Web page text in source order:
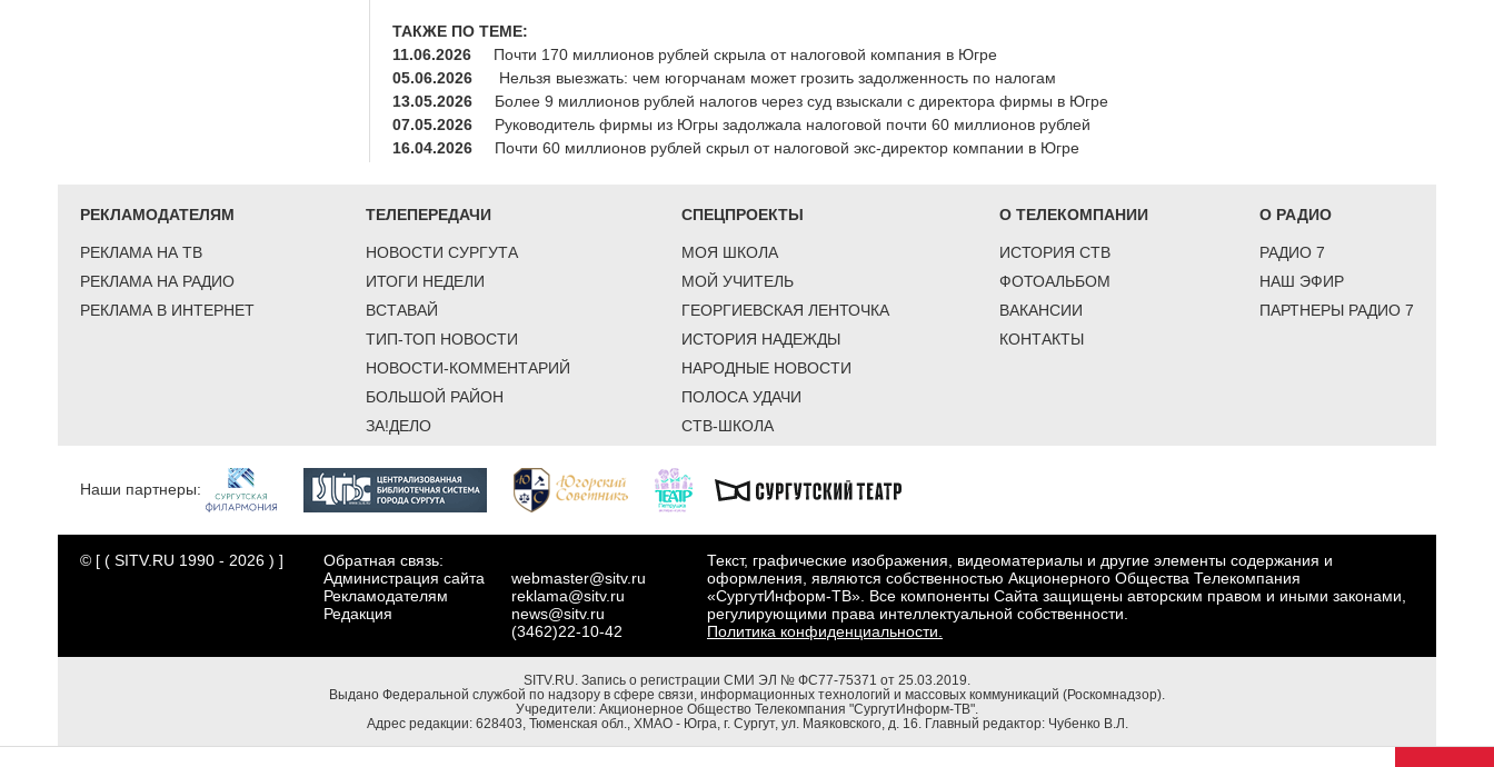
ТАКЖЕ ПО ТЕМЕ:
11.06.2026
Почти 170 миллионов рублей скрыла от налоговой компания в Югре
05.06.2026
Нельзя выезжать: чем югорчанам может грозить задолженность по налогам
13.05.2026
Более 9 миллионов рублей налогов через суд взыскали с директора фирмы в Югре
07.05.2026
Руководитель фирмы из Югры задолжала налоговой почти 60 миллионов рублей
16.04.2026
Почти 60 миллионов рублей скрыл от налоговой экс-директор компании в Югре
РЕКЛАМОДАТЕЛЯМ
РЕКЛАМА НА ТВ
РЕКЛАМА НА РАДИО
РЕКЛАМА В ИНТЕРНЕТ
ТЕЛЕПЕРЕДАЧИ
НОВОСТИ СУРГУТА
ИТОГИ НЕДЕЛИ
ВСТАВАЙ
ТИП-ТОП НОВОСТИ
НОВОСТИ-КОММЕНТАРИЙ
БОЛЬШОЙ РАЙОН
ЗА!ДЕЛО
СПЕЦПРОЕКТЫ
МОЯ ШКОЛА
МОЙ УЧИТЕЛЬ
ГЕОРГИЕВСКАЯ ЛЕНТОЧКА
ИСТОРИЯ НАДЕЖДЫ
НАРОДНЫЕ НОВОСТИ
ПОЛОСА УДАЧИ
СТВ-ШКОЛА
О ТЕЛЕКОМПАНИИ
ИСТОРИЯ СТВ
ФОТОАЛЬБОМ
ВАКАНСИИ
КОНТАКТЫ
О РАДИО
РАДИО 7
НАШ ЭФИР
ПАРТНЕРЫ РАДИО 7
Наши партнеры:
© [ ( SITV.RU 1990 - 2026 ) ]
Обратная связь:
Администрация сайта
Рекламодателям
Редакция
webmaster@sitv.ru
reklama@sitv.ru
news@sitv.ru
(3462)22-10-42
Текст, графические изображения, видеоматериалы и другие элементы содержания и
оформления, являются собственностью Акционерного Общества Телекомпания
«СургутИнформ-ТВ». Все компоненты Сайта защищены авторским правом и иными законами,
регулирующими права интеллектуальной собственности.
Политика конфиденциальности.
SITV.RU. Запись о регистрации СМИ ЭЛ № ФС77-75371 от 25.03.2019.
Выдано Федеральной службой по надзору в сфере связи, информационных технологий и массовых коммуникаций (Роскомнадзор).
Учредители: Акционерное Общество Телекомпания "СургутИнформ-ТВ".
Адрес редакции: 628403, Тюменская обл., ХМАО - Югра, г. Сургут, ул. Маяковского, д. 16. Главный редактор: Чубенко В.Л.